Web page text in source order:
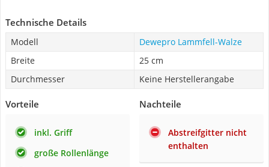
Technische Details
Modell
Dewepro Lammfell-Walze
Breite
25 cm
Durchmesser
Keine Herstellerangabe
Vorteile
inkl. Griff
große Rollenlänge
Nachteile
Abstreifgitter nicht
enthalten